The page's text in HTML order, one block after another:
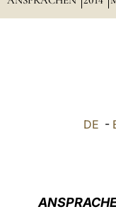
DE -